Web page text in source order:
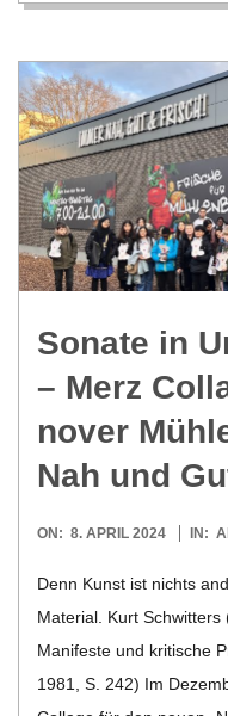
Sonate in
– Merz
no­ver
Nah und
2024-
ON: 8. APRIL 2024 IN:
Denn Kunst ist nichts
Mate­rial. Kurt
Mani­feste und kri­ti­sche
1981, S. 242) Im